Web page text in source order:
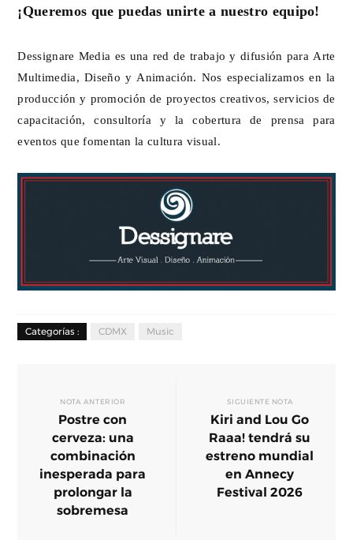
¡Queremos que puedas unirte a nuestro equipo!
Dessignare Media es una red de trabajo y difusión para Arte
Multimedia, Diseño y Animación. Nos especializamos en la
producción y promoción de proyectos creativos, servicios de
capacitación, consultoría y la cobertura de prensa para
eventos que fomentan la cultura visual.
Categorías : CDMX Music
NOTA ANTERIOR
Postre con
cerveza: una
combinación
inesperada para
prolongar la
sobremesa
SIGUIENTE NOTA
Kiri and Lou Go
Raaa! tendrá su
estreno mundial
en Annecy
Festival 2026